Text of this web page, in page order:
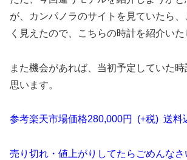
が、カンパノラのサイトを見ていたら、
く見えたので、こちらの時計を紹介いた
また機会があれば、当初予定していた
思います。
参考楽天市場価格280,000円 (+税) 送料
売り切れ・値上がりしてたらごめんなさ